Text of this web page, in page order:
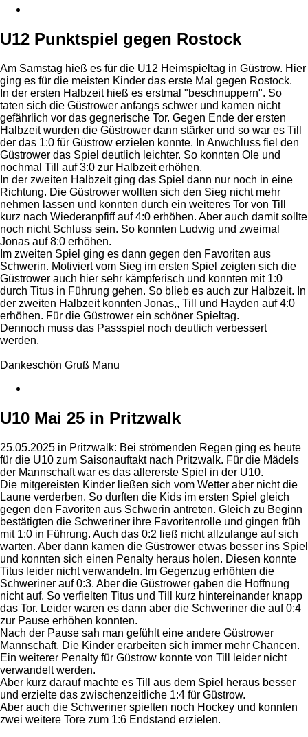
U12 Punktspiel gegen Rostock
Am Samstag hieß es für die U12 Heimspieltag in Güstrow. Hier
ging es für die meisten Kinder das erste Mal gegen Rostock.
In der ersten Halbzeit hieß es erstmal "beschnuppern". So
taten sich die Güstrower anfangs schwer und kamen nicht
gefährlich vor das gegnerische Tor. Gegen Ende der ersten
Halbzeit wurden die Güstrower dann stärker und so war es Till
der das 1:0 für Güstrow erzielen konnte. In Anwchluss fiel den
Güstrower das Spiel deutlich leichter. So konnten Ole und
nochmal Till auf 3:0 zur Halbzeit erhöhen.
In der zweiten Halbzeit ging das Spiel dann nur noch in eine
Richtung. Die Güstrower wollten sich den Sieg nicht mehr
nehmen lassen und konnten durch ein weiteres Tor von Till
kurz nach Wiederanpfiff auf 4:0 erhöhen. Aber auch damit sollte
noch nicht Schluss sein. So konnten Ludwig und zweimal
Jonas auf 8:0 erhöhen.
Im zweiten Spiel ging es dann gegen den Favoriten aus
Schwerin. Motiviert vom Sieg im ersten Spiel zeigten sich die
Güstrower auch hier sehr kämpferisch und konnten mit 1:0
durch Titus in Führung gehen. So blieb es auch zur Halbzeit. In
der zweiten Halbzeit konnten Jonas,, Till und Hayden auf 4:0
erhöhen. Für die Güstrower ein schöner Spieltag.
Dennoch muss das Passspiel noch deutlich verbessert
werden.
Dankeschön Gruß Manu
U10 Mai 25 in Pritzwalk
25.05.2025 in Pritzwalk: Bei strömenden Regen ging es heute
für die U10 zum Saisonauftakt nach Pritzwalk. Für die Mädels
der Mannschaft war es das allererste Spiel in der U10.
Die mitgereisten Kinder ließen sich vom Wetter aber nicht die
Laune verderben. So durften die Kids im ersten Spiel gleich
gegen den Favoriten aus Schwerin antreten. Gleich zu Beginn
bestätigten die Schweriner ihre Favoritenrolle und gingen früh
mit 1:0 in Führung. Auch das 0:2 ließ nicht allzulange auf sich
warten. Aber dann kamen die Güstrower etwas besser ins Spiel
und konnten sich einen Penalty heraus holen. Diesen konnte
Titus leider nicht verwandeln. Im Gegenzug erhöhten die
Schweriner auf 0:3. Aber die Güstrower gaben die Hoffnung
nicht auf. So verfielten Titus und Till kurz hintereinander knapp
das Tor. Leider waren es dann aber die Schweriner die auf 0:4
zur Pause erhöhen konnten.
Nach der Pause sah man gefühlt eine andere Güstrower
Mannschaft. Die Kinder erarbeiten sich immer mehr Chancen.
Ein weiterer Penalty für Güstrow konnte von Till leider nicht
verwandelt werden.
Aber kurz darauf machte es Till aus dem Spiel heraus besser
und erzielte das zwischenzeitliche 1:4 für Güstrow.
Aber auch die Schweriner spielten noch Hockey und konnten
zwei weitere Tore zum 1:6 Endstand erzielen.